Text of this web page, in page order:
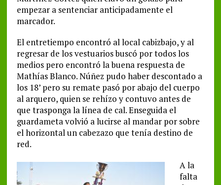
empezar a sentenciar anticipadamente el
marcador.
El entretiempo encontró al local cabizbajo, y al
regresar de los vestuarios buscó por todos los
medios pero encontró la buena respuesta de
Mathías Blanco. Núñez pudo haber descontado a
los 18’ pero su remate pasó por abajo del cuerpo
al arquero, quien se rehízo y contuvo antes de
que trasponga la línea de cal. Enseguida el
guardameta volvió a lucirse al mandar por sobre
el horizontal un cabezazo que tenía destino de
red.
A la
falta